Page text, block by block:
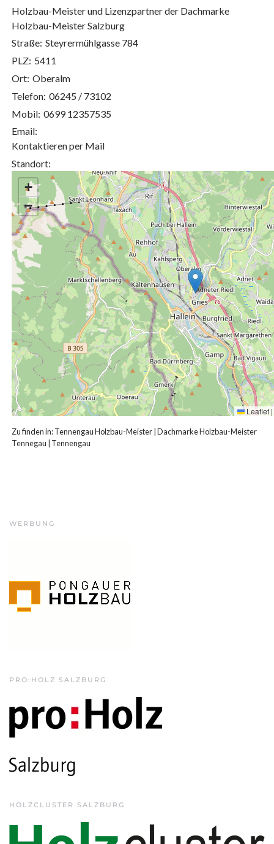
Holzbau-Meister und Lizenzpartner der Dachmarke
Holzbau-Meister Salzburg
Straße: Steyrermühlgasse 784
PLZ: 5411
Ort: Oberalm
Telefon: 06245 / 73102
Mobil: 0699 12357535
Email:
Kontaktieren per Mail
Standort:
+
−
Leaflet |
Zu finden in:Tennengau Holzbau-Meister Dachmarke Holzbau-Meister
Tennegau
Tennengau
WERBUNG
PRO:HOLZ SALZBURG
HOLZCLUSTER SALZBURG